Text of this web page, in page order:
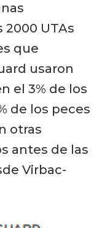
UTAs
que
usaron
el 3% de los
de los peces
otras
antes de las
Virbac-